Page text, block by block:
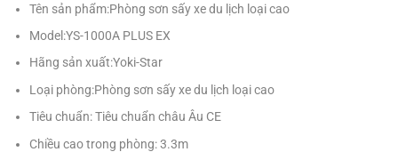
Tên sản phẩm:Phòng sơn sấy xe du lịch loại cao
Model:YS-1000A PLUS EX
Hãng sản xuất:Yoki-Star
Loại phòng:Phòng sơn sấy xe du lịch loại cao
Tiêu chuẩn: Tiêu chuẩn châu Âu CE
Chiều cao trong phòng: 3.3m